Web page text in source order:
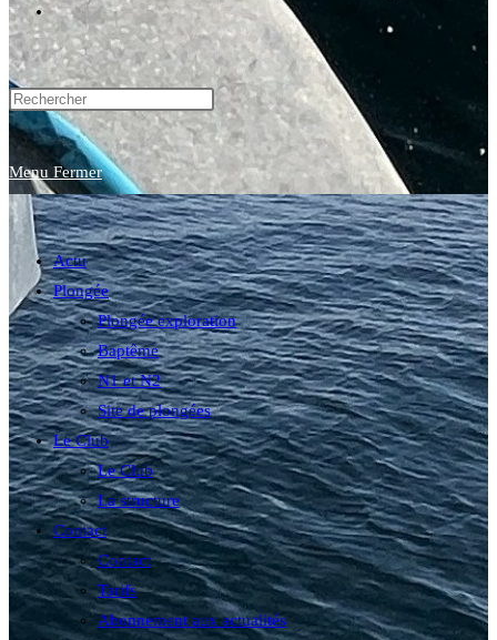
Toggle
website
search
Menu Fermer
Actu
Plongée
Plongée exploration
Baptême
N1 et N2
Site de plongées
Le Club
Le Club
La structure
Contact
Contact
Tarifs
Abonnement aux actualités